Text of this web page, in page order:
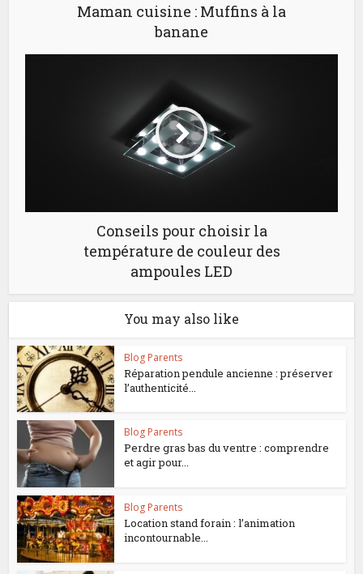
Maman cuisine : Muffins à la
banane
Conseils pour choisir la
température de couleur des
ampoules LED
You may also like
Blog Parents
Réparation pendule ancienne : préserver
l’authenticité...
Blog Parents
Perdre gras bas du ventre : comprendre
et agir pour...
Blog Parents
Location stand forain : l’animation
incontournable...